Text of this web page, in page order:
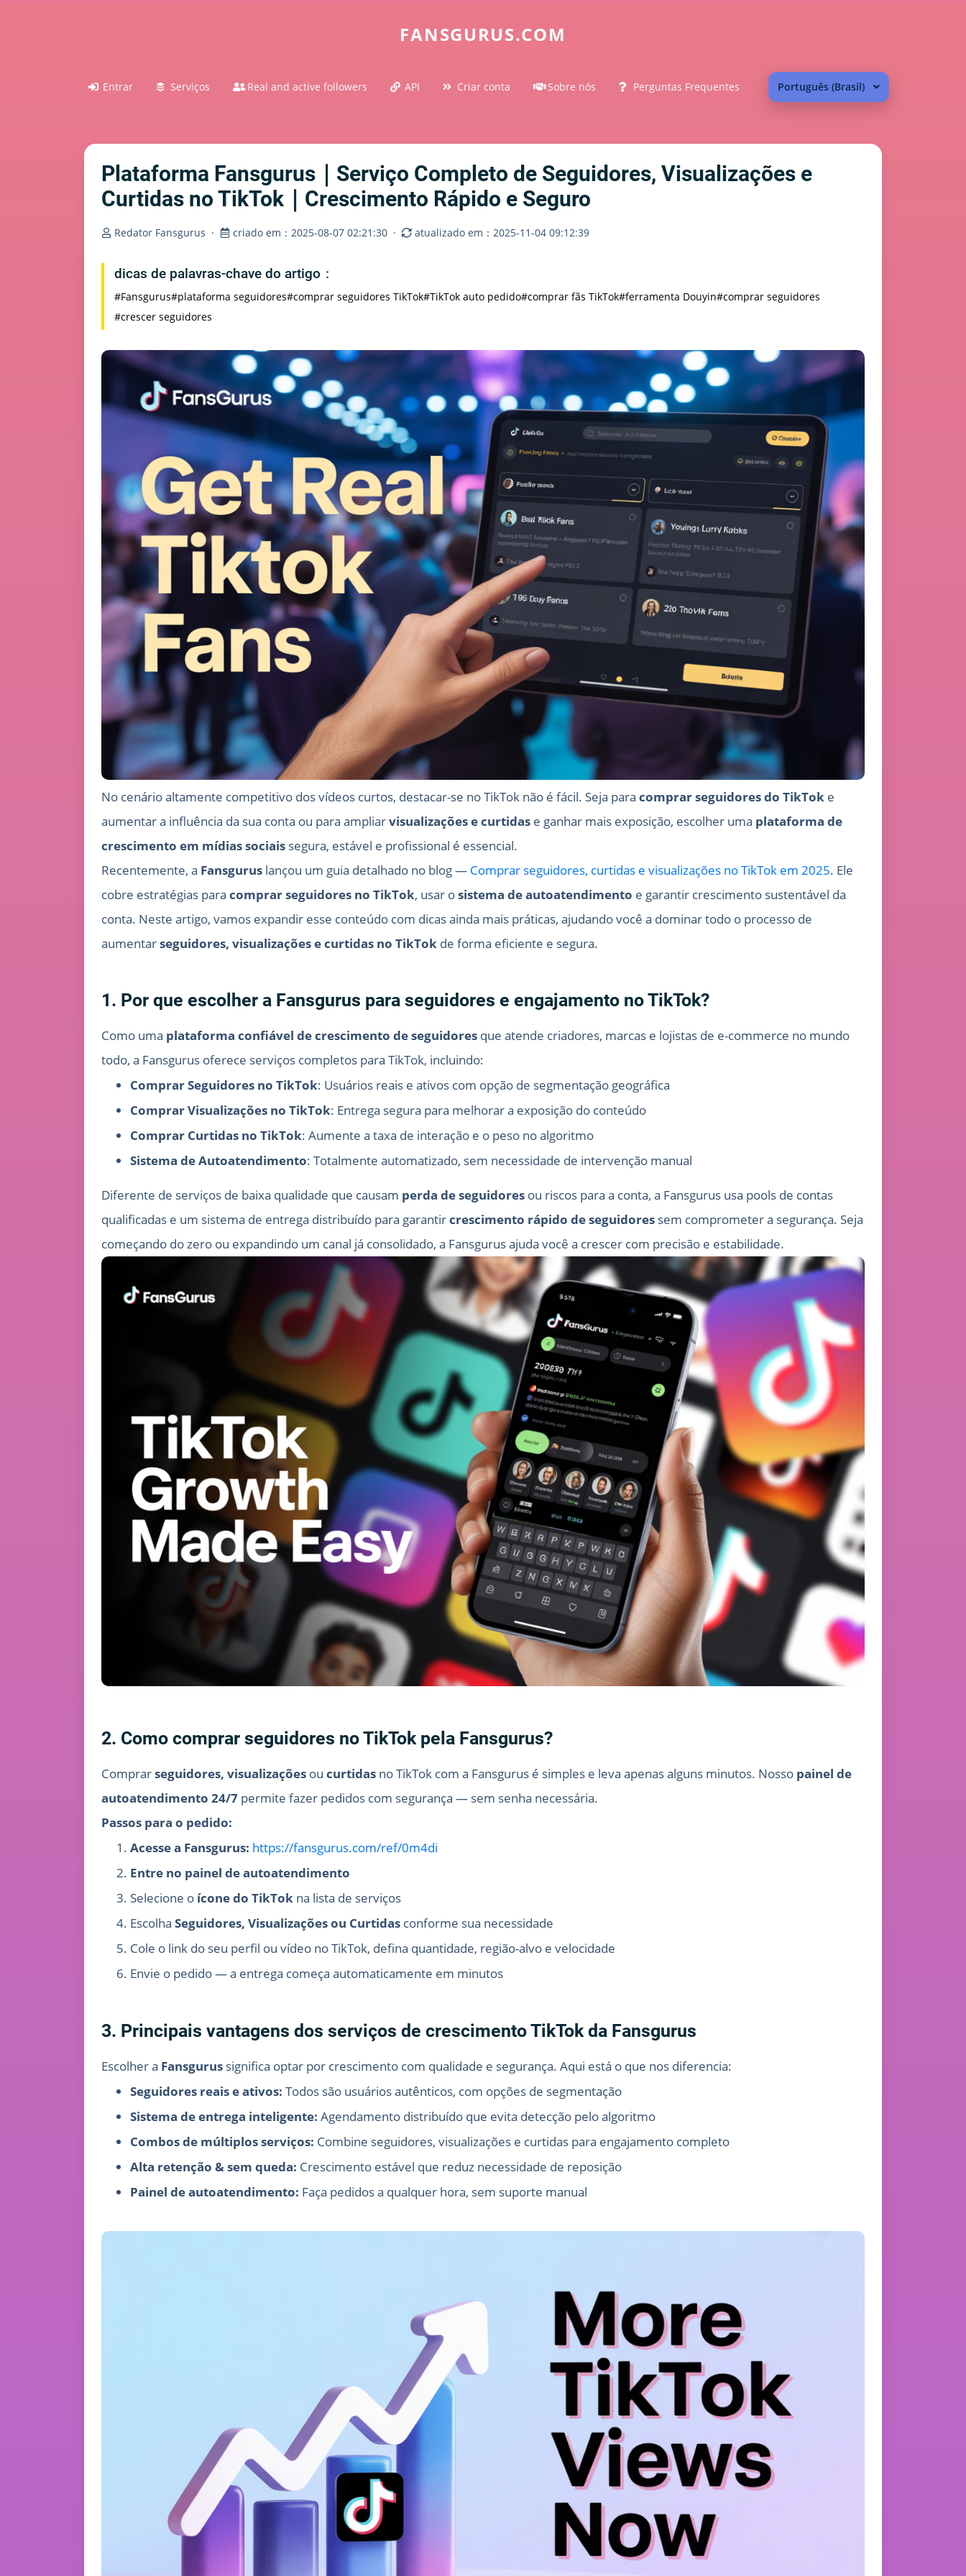
FANSGURUS.COM
Entrar Serviços Real and active followers API Criar conta Sobre nós Perguntas Frequentes Português (Brasil)
Plataforma Fansgurus｜Serviço Completo de Seguidores, Visualizações e
Curtidas no TikTok｜Crescimento Rápido e Seguro
Redator Fansgurus · criado em：2025-08-07 02:21:30 · atualizado em：2025-11-04 09:12:39
dicas de palavras-chave do artigo：
#Fansgurus#plataforma seguidores#comprar seguidores TikTok#TikTok auto pedido#comprar fãs TikTok#ferramenta Douyin#comprar seguidores
#crescer seguidores
No cenário altamente competitivo dos vídeos curtos, destacar-se no TikTok não é fácil. Seja para comprar seguidores do TikTok e
aumentar a influência da sua conta ou para ampliarvisualizações e curtidas e ganhar mais exposição, escolher uma plataforma de
crescimento em mídias sociais segura, estável e profissional é essencial.
Recentemente, a Fansgurus lançou um guia detalhado no blog — Comprar seguidores, curtidas e visualizações no TikTok em 2025. Ele
cobre estratégias para comprar seguidores no TikTok, usar osistema de autoatendimento e garantir crescimento sustentável da
conta. Neste artigo, vamos expandir esse conteúdo com dicas ainda mais práticas, ajudando você a dominar todo o processo de
aumentarseguidores, visualizações e curtidas no TikTok de forma eficiente e segura.
1. Por que escolher a Fansgurus para seguidores e engajamento no TikTok?
Como uma plataforma confiável de crescimento de seguidores que atende criadores, marcas e lojistas de e-commerce no mundo
todo, a Fansgurus oferece serviços completos para TikTok, incluindo:
Comprar Seguidores no TikTok: Usuários reais e ativos com opção de segmentação geográfica
Comprar Visualizações no TikTok: Entrega segura para melhorar a exposição do conteúdo
Comprar Curtidas no TikTok: Aumente a taxa de interação e o peso no algoritmo
Sistema de Autoatendimento: Totalmente automatizado, sem necessidade de intervenção manual
Diferente de serviços de baixa qualidade que causam perda de seguidores ou riscos para a conta, a Fansgurus usa pools de contas
qualificadas e um sistema de entrega distribuído para garantircrescimento rápido de seguidores sem comprometer a segurança. Seja
começando do zero ou expandindo um canal já consolidado, a Fansgurus ajuda você a crescer com precisão e estabilidade.
2. Como comprar seguidores no TikTok pela Fansgurus?
Comprarseguidores, visualizações ou curtidas no TikTok com a Fansgurus é simples e leva apenas alguns minutos. Nosso painel de
autoatendimento 24/7 permite fazer pedidos com segurança — sem senha necessária.
Passos para o pedido:
Acesse a Fansgurus: https://fansgurus.com/ref/0m4di
Entre no painel de autoatendimento
Selecione o ícone do TikTok na lista de serviços
Escolha Seguidores, Visualizações ou Curtidas conforme sua necessidade
Cole o link do seu perfil ou vídeo no TikTok, defina quantidade, região-alvo e velocidade
Envie o pedido — a entrega começa automaticamente em minutos
3. Principais vantagens dos serviços de crescimento TikTok da Fansgurus
Escolher a Fansgurus significa optar por crescimento com qualidade e segurança. Aqui está o que nos diferencia:
Seguidores reais e ativos: Todos são usuários autênticos, com opções de segmentação
Sistema de entrega inteligente: Agendamento distribuído que evita detecção pelo algoritmo
Combos de múltiplos serviços: Combine seguidores, visualizações e curtidas para engajamento completo
Alta retenção & sem queda: Crescimento estável que reduz necessidade de reposição
Painel de autoatendimento: Faça pedidos a qualquer hora, sem suporte manual